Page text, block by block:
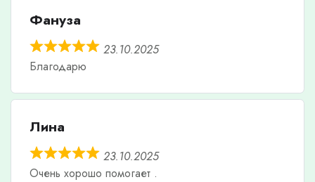
Фануза
23.10.2025
Благодарю
Лина
23.10.2025
Очень хорошо помогает .